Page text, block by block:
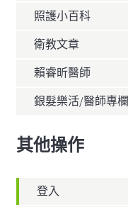
照護小百科
衛教文章
賴睿昕醫師
銀髮樂活/醫師專欄
其他操作
登入